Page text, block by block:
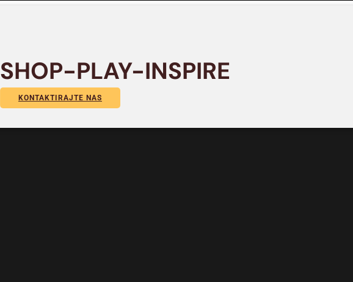
SHOP-PLAY-INSPIRE
KONTAKTIRAJTE NAS